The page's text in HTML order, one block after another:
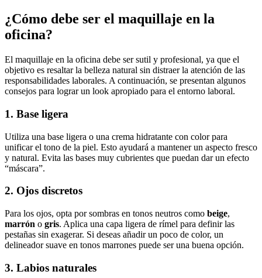
¿Cómo debe ser el maquillaje en la
oficina?
El maquillaje en la oficina debe ser sutil y profesional, ya que el
objetivo es resaltar la belleza natural sin distraer la atención de las
responsabilidades laborales. A continuación, se presentan algunos
consejos para lograr un look apropiado para el entorno laboral.
1. Base ligera
Utiliza una base ligera o una crema hidratante con color para
unificar el tono de la piel. Esto ayudará a mantener un aspecto fresco
y natural. Evita las bases muy cubrientes que puedan dar un efecto
“máscara”.
2. Ojos discretos
Para los ojos, opta por sombras en tonos neutros como beige,
marrón o gris. Aplica una capa ligera de rímel para definir las
pestañas sin exagerar. Si deseas añadir un poco de color, un
delineador suave en tonos marrones puede ser una buena opción.
3. Labios naturales